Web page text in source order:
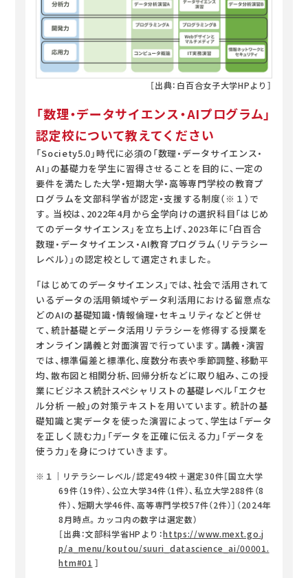
［出典：白百合女子大学HPより］
「数理・データサイエンス・AIプログラム」
認定校について教えてください
「Society5.0」時代に必須の「数理・データサイエンス・
AI」の基礎力を学生に習得させることを目的に、一定の
要件を満たした大学・短期大学・高等専門学校の教育プ
ログラムを文部科学省が認定・支援する制度（※１）で
す。当校は、2022年4月から全学向けの選択科目「はじめ
てのデータサイエンス」を立ち上げ、2023年に「白百合
数理・データサイエンス・AI教育プログラム（リテラシー
レベル）」の認定校として選定されました。
「はじめてのデータサイエンス」では、社会で活用されて
いるデータの活用領域やデータ利活用における留意点な
どのAIの基礎知識・情報倫理・セキュリティなどと併せ
て、統計基礎とデータ活用リテラシーを修得する授業を
オンライン講義と対面演習で行っています。講義・演習
では、標準偏差と標準化、度数分布表や季節調整、移動平
均、散布図と相関分析、回帰分析などに取り組み、この授
業にビジネス統計スペシャリストの基礎レベル「エクセ
ル分析 一般」の対策テキストを用いています。統計の基
礎知識と実データを使った演習によって、学生は「データ
を正しく読む力」「データを正確に伝える力」「データを
使う力」を身につけていきます。
※１｜リテラシーレベル/認定494校＋選定30件［国立大学
69件（19件）、公立大学34件（1件）、私立大学288件（8
件）、短期大学46件、高等専門学校57件（2件）］（2024年
8月時点。カッコ内の数字は選定数）
［出典：文部科学省HPより：https://www.mext.go.j
p/a_menu/koutou/suuri_datascience_ai/00001.
htm#01 ］